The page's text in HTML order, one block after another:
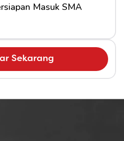
Sekarang
Masuk SMA